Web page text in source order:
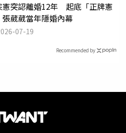
憲突認離婚12年 起底「正牌憲
張葳葳當年隱婚內幕
07-19
Recommended by